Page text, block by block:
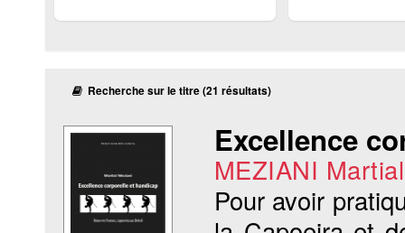
Recherche sur le titre (21 résultats)
Excellence
MEZIANI Martial
Pour avoir